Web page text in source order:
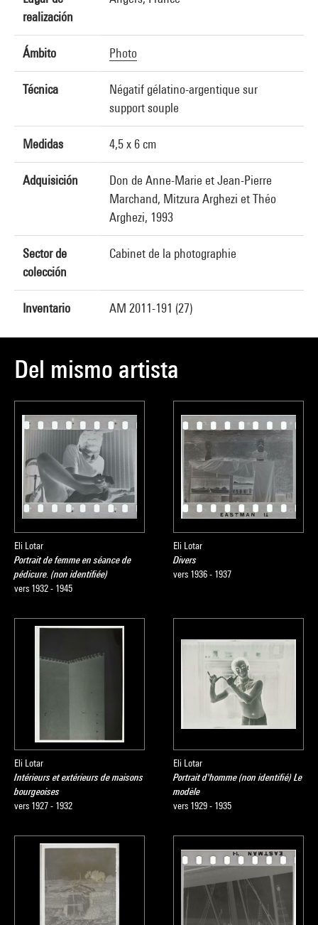
realización
Ámbito Photo
Técnica
Négatif gélatino-argentique sur
support souple
Medidas 4,5 x 6 cm
Adquisición
Don de Anne-Marie et Jean-Pierre
Marchand, Mitzura Arghezi et Théo
Arghezi, 1993
Sector de
colección
Cabinet de la photographie
Inventario AM 2011-191 (27)
Del mismo artista
Eli Lotar
Portrait de femme en séance de
pédicure. (non identifiée)
vers 1932 - 1945
Eli Lotar
Divers
vers 1936 - 1937
Eli Lotar
Intérieurs et extérieurs de maisons
bourgeoises
vers 1927 - 1932
Eli Lotar
Portrait d'homme (non identifié) Le
modèle
vers 1929 - 1935